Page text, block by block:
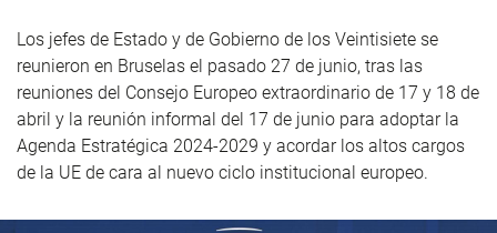
Los jefes de Estado y de Gobierno de los Veintisiete se
reunieron en Bruselas el pasado 27 de junio, tras las
reuniones del Consejo Europeo extraordinario de 17 y 18 de
abril y la reunión informal del 17 de junio para adoptar la
Agenda Estratégica 2024-2029 y acordar los altos cargos
de la UE de cara al nuevo ciclo institucional europeo.